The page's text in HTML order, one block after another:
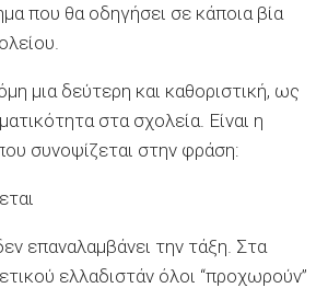
που θα οδηγήσει σε κάποια βία
μια δεύτερη και καθοριστική, ως
στα σχολεία. Είναι η
συνοψίζεται στην φράση:
επαναλαμβάνει την τάξη. Στα
ελλαδιστάν όλοι “προχωρούν”